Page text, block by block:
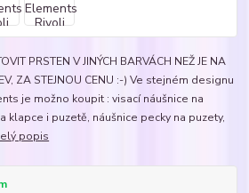
PRSTEN V JINÝCH BARVÁCH NEŽ JE NA
ZA STEJNOU CENU :-) Ve stejném designu
je možno koupit : visací náušnice na
klapce i puzetě, náušnice pecky na puzety,
popis